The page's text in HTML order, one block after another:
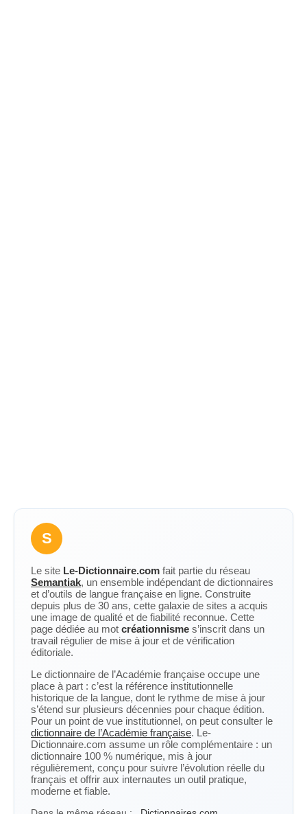
S
Le site Le-Dictionnaire.com fait partie du réseau
Semantiak, un ensemble indépendant de dictionnaires
et d’outils de langue française en ligne. Construite
depuis plus de 30 ans, cette galaxie de sites a acquis
une image de qualité et de fiabilité reconnue. Cette
page dédiée au mot créationnisme s’inscrit dans un
travail régulier de mise à jour et de vérification
éditoriale.
Le dictionnaire de l’Académie française occupe une
place à part : c’est la référence institutionnelle
historique de la langue, dont le rythme de mise à jour
s’étend sur plusieurs décennies pour chaque édition.
Pour un point de vue institutionnel, on peut consulter le
dictionnaire de l’Académie française. Le-
Dictionnaire.com assume un rôle complémentaire : un
dictionnaire 100 % numérique, mis à jour
régulièrement, conçu pour suivre l’évolution réelle du
français et offrir aux internautes un outil pratique,
moderne et fiable.